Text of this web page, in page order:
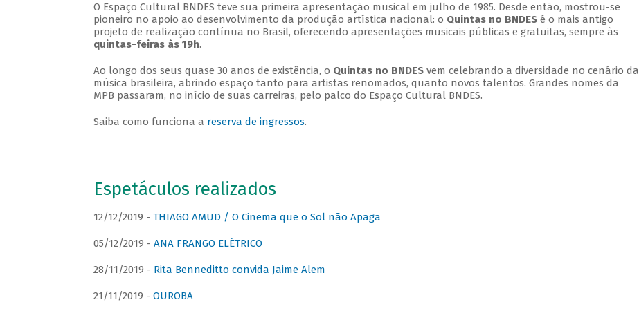
O Espaço Cultural BNDES teve sua primeira apresentação musical em julho de 1985. Desde então, mostrou-se
pioneiro no apoio ao desenvolvimento da produção artística nacional: o Quintas no BNDESé o mais antigo
projeto de realização contínua no Brasil, oferecendo apresentações musicais públicas e gratuitas, sempre às
quintas-feiras às 19h.
Ao longo dos seus quase 30 anos de existência, o Quintas no BNDESvem celebrando a diversidade no cenário da
música brasileira, abrindo espaço tanto para artistas renomados, quanto novos talentos. Grandes nomes da
MPB passaram, no início de suas carreiras, pelo palco do Espaço Cultural BNDES.
Saiba como funciona a reserva de ingressos.
Espetáculos realizados
12/12/2019 - THIAGO AMUD / O Cinema que o Sol não Apaga
05/12/2019 - ANA FRANGO ELÉTRICO
28/11/2019 - Rita Benneditto convida Jaime Alem
21/11/2019 - OUROBA